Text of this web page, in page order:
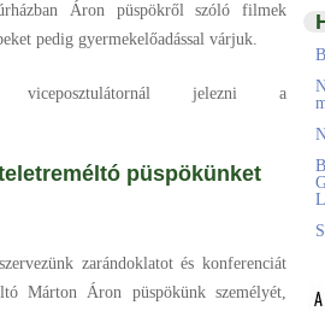
Áron püspökről szóló filmek
pedig gyermekelőadással várjuk.
jelezni a
püspökünket
zarándoklatot és konferenciát
Márton Áron püspökünk személyét,